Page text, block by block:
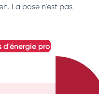
La pose n’est pas
d'énergie pro